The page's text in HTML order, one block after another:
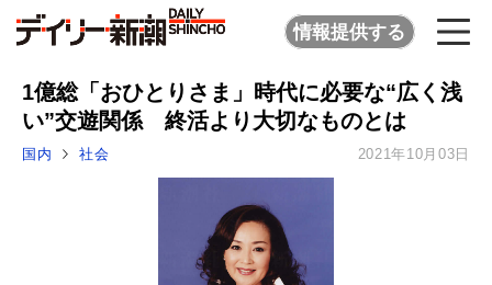
情報提供する
1億総「おひとりさま」時代に必要な“広く浅
い”交遊関係 終活より大切なものとは
国内 社会 2021年10月03日